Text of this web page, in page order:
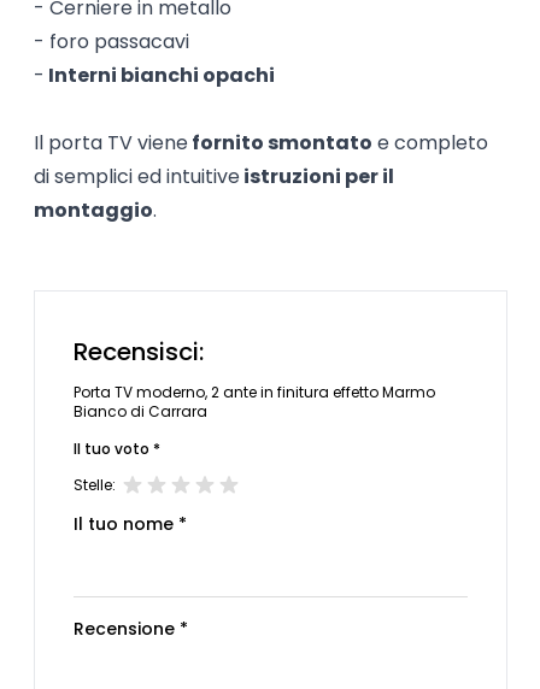
- Cerniere in metallo
- foro passacavi
- Interni bianchi opachi
Il porta TV vienefornito smontato e completo
di semplici ed intuitiveistruzioni per il
montaggio.
Recensisci:
Porta TV moderno, 2 ante in finitura effetto Marmo
Bianco di Carrara
Il tuo voto *
Stelle:
Il tuo nome *
Recensione *